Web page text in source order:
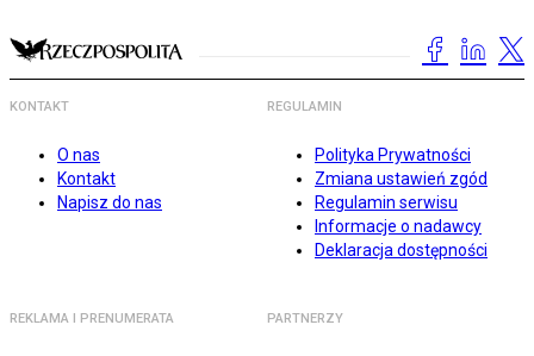
KONTAKT
O nas
Kontakt
Napisz do nas
REGULAMIN
Polityka Prywatności
Zmiana ustawień zgód
Regulamin serwisu
Informacje o nadawcy
Deklaracja dostępności
REKLAMA I PRENUMERATA PARTNERZY